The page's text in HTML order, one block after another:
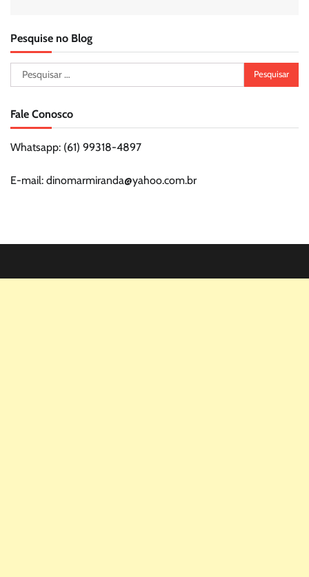
Pesquise no Blog
Pesquisar
por:
Fale Conosco
Whatsapp: (61) 99318-4897
E-mail: dinomarmiranda@yahoo.com.br